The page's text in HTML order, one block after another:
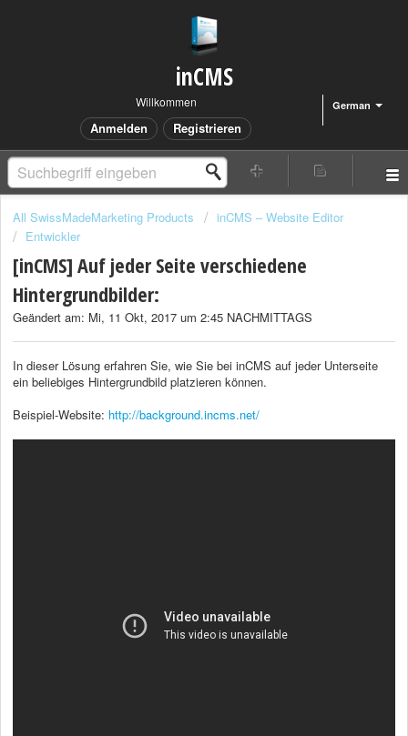
inCMS
German
Willkommen
Anmelden Registrieren
All SwissMadeMarketing Products
inCMS – Website Editor
Entwickler
[inCMS] Auf jeder Seite verschiedene
Hintergrundbilder:
Geändert am: Mi, 11 Okt, 2017 um 2:45 NACHMITTAGS
In dieser Lösung erfahren Sie, wie Sie bei inCMS auf jeder Unterseite
ein beliebiges Hintergrundbild platzieren können.
Beispiel-Website: http://background.incms.net/